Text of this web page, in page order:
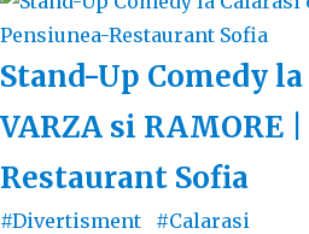
Stand-Up Comedy
VARZA si RAMORE
Restaurant Sofia
#Divertisment
#Calarasi